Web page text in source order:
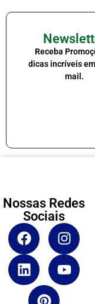
Receba
dicas incríveis
mail.
Nossas Redes
Sociais